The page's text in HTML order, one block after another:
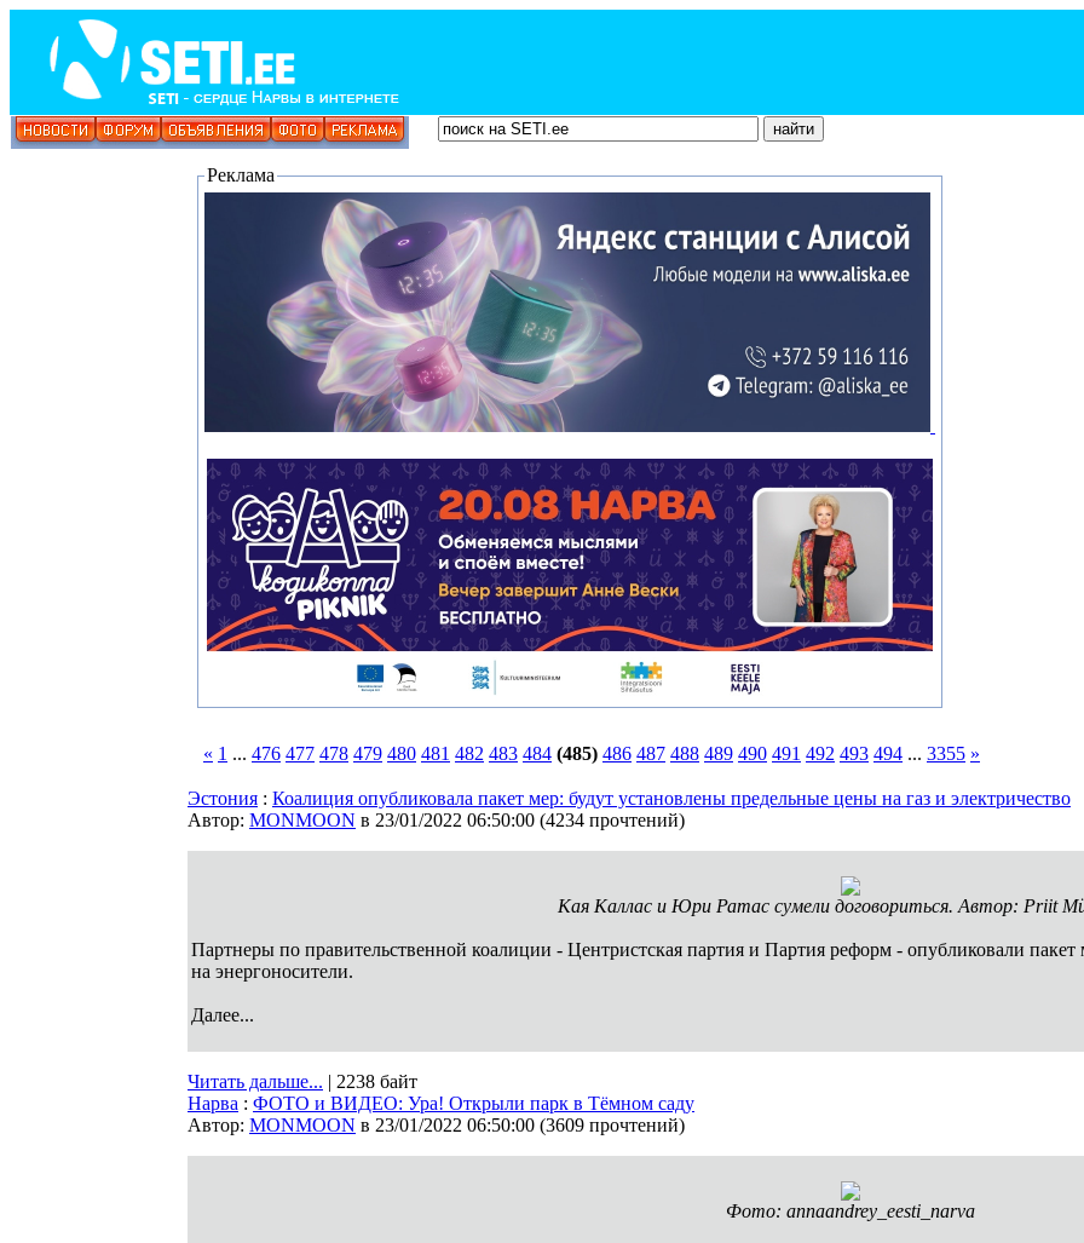
Реклама
« 1 ... 476 477 478 479 480 481 482 483 484 (485) 486 487 488 489 490 491 492 493 494 ... 3355 »
Эстония : Коалиция опубликовала пакет мер: будут установлены предельные цены на газ и электричество
Автор: MONMOON в 23/01/2022 06:50:00 (4234 прочтений)
Кая Каллас и Юри Ратас сумели договориться. Автор: Priit
Партнеры по правительственной коалиции - Центристская партия и Партия реформ - опубликовали
на энергоносители.
Далее...
Читать дальше... | 2238 байт
Нарва : ФОТО и ВИДЕО: Ура! Открыли парк в Тёмном саду
Автор: MONMOON в 23/01/2022 06:50:00 (3609 прочтений)
Фото: annaandrey_eesti_narva